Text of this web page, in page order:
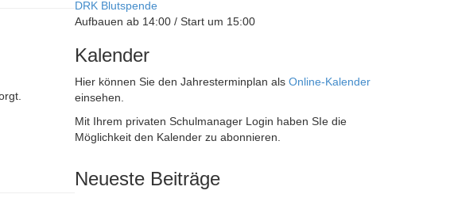
DRK Blutspende
Aufbauen ab 14:00 / Start um 15:00
Kalender
Hier können Sie den Jahresterminplan als Online-Kalender
einsehen.
Mit Ihrem privaten Schulmanager Login haben SIe die
Möglichkeit den Kalender zu abonnieren.
Neueste Beiträge